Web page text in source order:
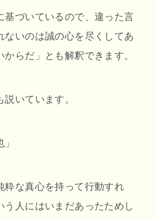
基づいているので、違った言
ないのは誠の心を尽くしてあ
らだ」とも解釈できます。
いています。
粋な真心を持って行動すれ
う人にはいまだあったためし